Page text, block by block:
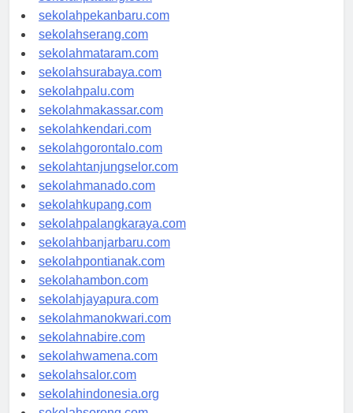
sekolahpadang.com
sekolahpekanbaru.com
sekolahserang.com
sekolahmataram.com
sekolahsurabaya.com
sekolahpalu.com
sekolahmakassar.com
sekolahkendari.com
sekolahgorontalo.com
sekolahtanjungselor.com
sekolahmanado.com
sekolahkupang.com
sekolahpalangkaraya.com
sekolahbanjarbaru.com
sekolahpontianak.com
sekolahambon.com
sekolahjayapura.com
sekolahmanokwari.com
sekolahnabire.com
sekolahwamena.com
sekolahsalor.com
sekolahindonesia.org